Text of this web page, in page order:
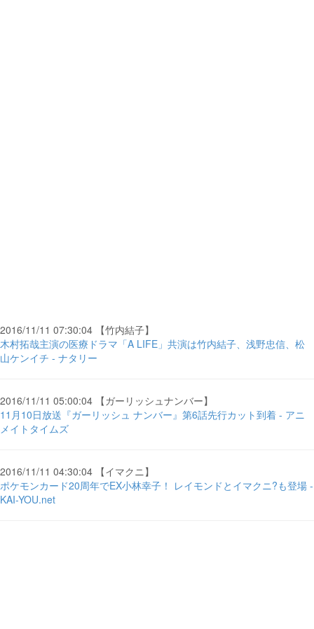
2016/11/11 07:30:04 【竹内結子】
木村拓哉主演の医療ドラマ「A LIFE」共演は竹内結子、浅野忠信、松
山ケンイチ - ナタリー
2016/11/11 05:00:04 【ガーリッシュナンバー】
11月10日放送『ガーリッシュ ナンバー』第6話先行カット到着 - アニ
メイトタイムズ
2016/11/11 04:30:04 【イマクニ】
ポケモンカード20周年でEX小林幸子！ レイモンドとイマクニ?も登場 -
KAI-YOU.net